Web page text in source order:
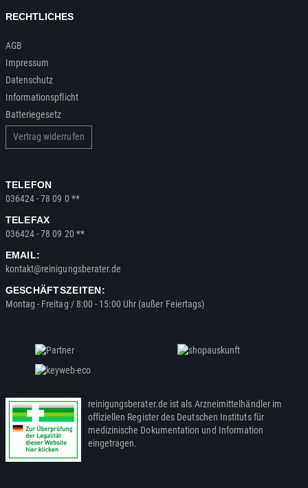
RECHTLICHES
AGB
Impressum
Datenschutz
Informationspflicht
Batteriegesetz
Vertrag widerrufen
TELEFON
036424 - 78 09 0 **
TELEFAX
036424 - 78 09 20 **
EMAIL:
kontakt@reinigungsberater.de
GESCHÄFTSZEITEN:
Montag - Freitag / 8:00 - 15:00 Uhr (außer Feiertags)
reinigungsberater.de ist als Arzneimittelhändler im
offiziellen Register des Deutschen Instituts für
medizinische Dokumentation und Information
eingetragen.